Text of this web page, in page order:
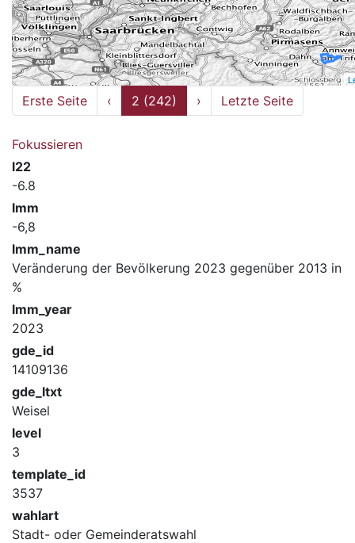
Erste Seite ‹ 2 (242) › Letzte Seite
Fokussieren
l22
-6.8
lmm
-6,8
lmm_name
Veränderung der Bevölkerung 2023 gegenüber 2013 in
%
lmm_year
2023
gde_id
14109136
gde_ltxt
Weisel
level
3
template_id
3537
wahlart
Stadt- oder Gemeinderatswahl